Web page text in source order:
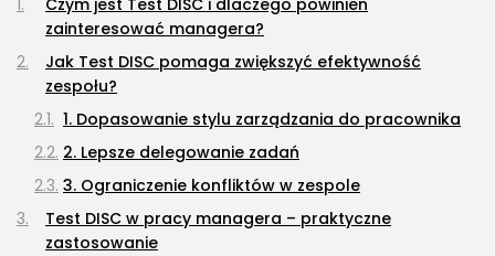
Czym jest Test DISC i dlaczego powinien
zainteresować managera?
Jak Test DISC pomaga zwiększyć efektywność
zespołu?
1. Dopasowanie stylu zarządzania do pracownika
2. Lepsze delegowanie zadań
3. Ograniczenie konfliktów w zespole
Test DISC w pracy managera – praktyczne
zastosowanie